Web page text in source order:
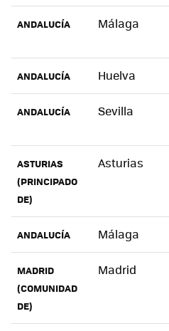
ANDALUCÍA Málaga
ANDALUCÍA Huelva
ANDALUCÍA Sevilla
ASTURIAS
(PRINCIPADO
DE)
Asturias
ANDALUCÍA Málaga
MADRID
(COMUNIDAD
DE)
Madrid